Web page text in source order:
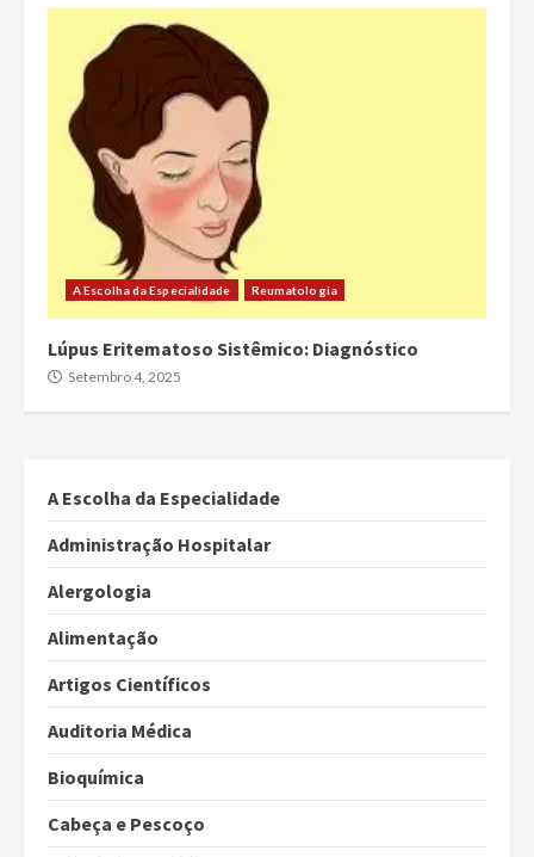
A Escolha da Especialidade Reumatologia
Lúpus Eritematoso Sistêmico: Diagnóstico
Setembro 4, 2025
A Escolha da Especialidade
Administração Hospitalar
Alergologia
Alimentação
Artigos Científicos
Auditoria Médica
Bioquímica
Cabeça e Pescoço